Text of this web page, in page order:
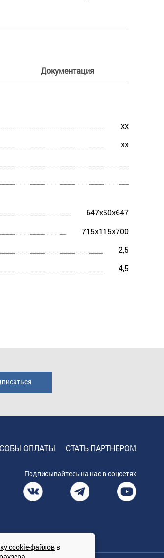
Документация
xx
xx
647x50x647
715x115x700
2,5
4,5
ОПЛАТЫ СТАТЬ ПАРТНЕРОМ
Подписывайтесь на нас в соцсетях
cookie-файлов в